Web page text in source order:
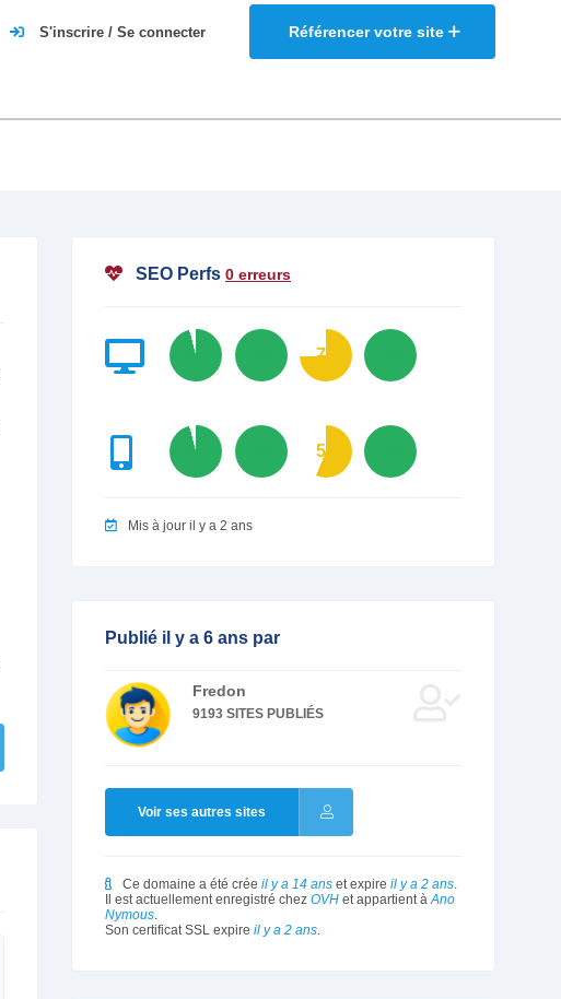
Référencer votre site
S'inscrire / Se connecter
SEO Perfs 0 erreurs
96 74
96 56
Mis à jour il y a 2 ans
Publié il y a 6 ans par
Fredon
9193 SITES PUBLIÉS
Voir ses autres sites
Ce domaine a été crée il y a 14 ans et expire il y a 2 ans.
Il est actuellement enregistré chez OVH et appartient àAno
Nymous.
Son certificat SSL expire il y a 2 ans.